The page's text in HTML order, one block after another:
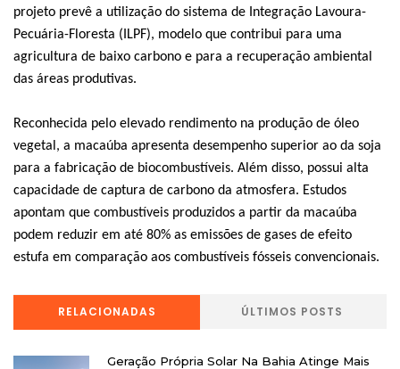
projeto prevê a utilização do sistema de Integração Lavoura-
Pecuária-Floresta (ILPF), modelo que contribui para uma
agricultura de baixo carbono e para a recuperação ambiental
das áreas produtivas.
Reconhecida pelo elevado rendimento na produção de óleo
vegetal, a macaúba apresenta desempenho superior ao da soja
para a fabricação de biocombustíveis. Além disso, possui alta
capacidade de captura de carbono da atmosfera. Estudos
apontam que combustíveis produzidos a partir da macaúba
podem reduzir em até 80% as emissões de gases de efeito
estufa em comparação aos combustíveis fósseis convencionais.
RELACIONADAS ÚLTIMOS POSTS
Geração Própria Solar Na Bahia Atinge Mais